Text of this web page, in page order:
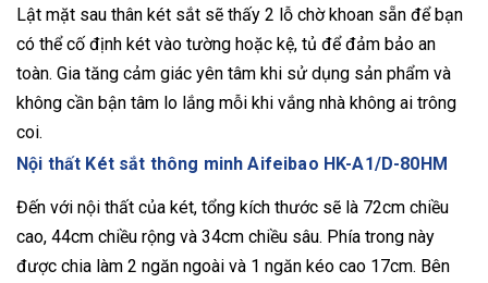
Lật mặt sau thân két sắt sẽ thấy 2 lỗ chờ khoan sẵn để bạn
có thể cố định két vào tường hoặc kệ, tủ để đảm bảo an
toàn. Gia tăng cảm giác yên tâm khi sử dụng sản phẩm và
không cần bận tâm lo lắng mỗi khi vắng nhà không ai trông
coi.
Nội thất Két sắt thông minh Aifeibao HK-A1/D-80HM
Đến với nội thất của két, tổng kích thước sẽ là 72cm chiều
cao, 44cm chiều rộng và 34cm chiều sâu. Phía trong này
được chia làm 2 ngăn ngoài và 1 ngăn kéo cao 17cm. Bên